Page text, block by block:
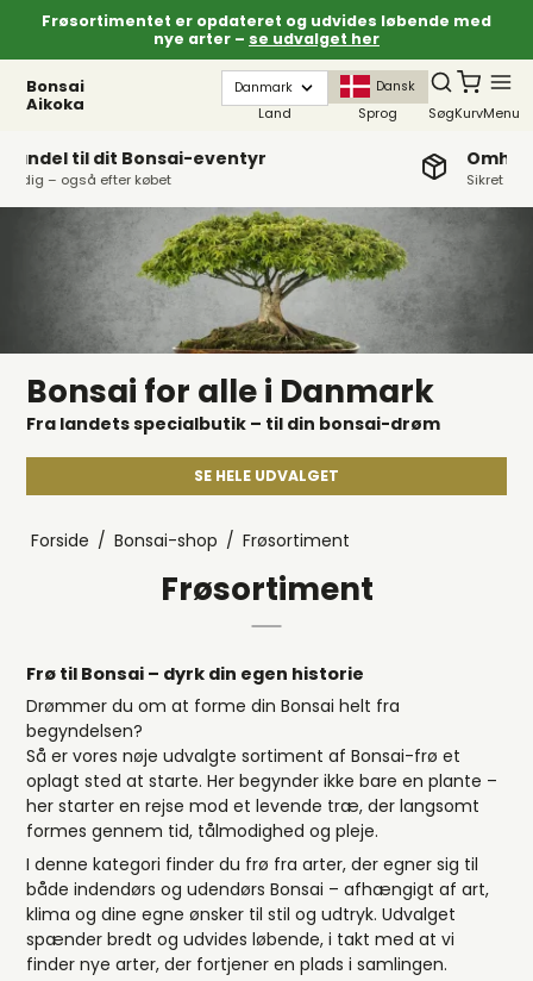
Frøsortimentet er opdateret og udvides løbende med
nye arter – se udvalget her
Bonsai
Aikoka Land
Dansk
Sprog SøgKurvMenu
Omhyggelig pakning – altid
Sikret optimalt til fragt og opbevaring
Bonsai for alle i Danmark
Fra landets specialbutik – til din bonsai-drøm
SE HELE UDVALGET
Forside / Bonsai-shop / Frøsortiment
Frøsortiment
Frø til Bonsai – dyrk din egen historie
Drømmer du om at forme din Bonsai helt fra
begyndelsen?
Så er vores nøje udvalgte sortiment af Bonsai-frø et
oplagt sted at starte. Her begynder ikke bare en plante –
her starter en rejse mod et levende træ, der langsomt
formes gennem tid, tålmodighed og pleje.
I denne kategori finder du frø fra arter, der egner sig til
både indendørs og udendørs Bonsai – afhængigt af art,
klima og dine egne ønsker til stil og udtryk. Udvalget
spænder bredt og udvides løbende, i takt med at vi
finder nye arter, der fortjener en plads i samlingen.